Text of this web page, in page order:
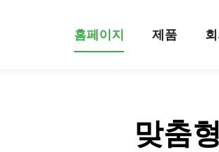
홈페이지 제품
맞춤